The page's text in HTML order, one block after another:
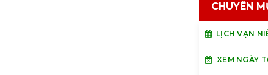
CHUYÊN
LỊCH VẠN
XEM NGÀY